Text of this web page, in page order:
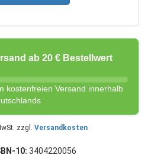
ab 20 € Bestellwert
kostenfreien Versand innerhalb
zzgl. Versandkosten
10: 3404220056